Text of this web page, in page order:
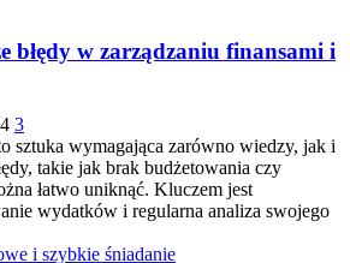
błędy w zarządzaniu finansami i
3
sztuka wymagająca zarówno wiedzy, jak i
takie jak brak budżetowania czy
łatwo uniknąć. Kluczem jest
wydatków i regularna analiza swojego